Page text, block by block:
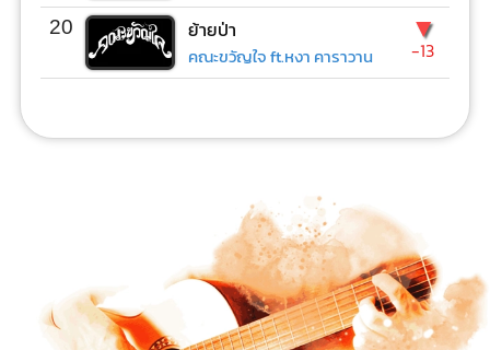
20 ย้ายป่า
คณะขวัญใจ ft.หงา คาราวาน
▼
-13